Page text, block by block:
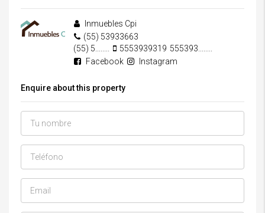
Inmuebles Cpi
(55) 53933663
(55) 5........
5553939319 555393........
Facebook
Instagram
Enquire about this property